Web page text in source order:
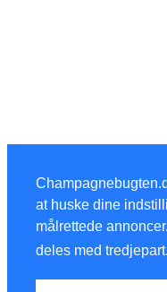
at huske dine
målrettede
deles med tredjepart.